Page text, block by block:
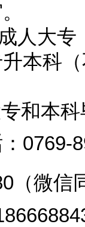
，专
本科
证
： 0769-
（微信